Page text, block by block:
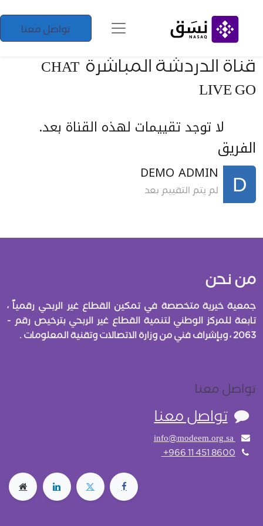
تواصل معنا
قناة الدردشة المباشرة CHAT
LIVE GO
لا توجد تقييمات لهذه القناة بعد.
الفريق
DEMO ADMIN
لم يتم التقييم بعد
من نحن
جمعية خيرية متخصصة في تمكين القطاع غير الربحي رقمياً ،
تابعة للمركز الوطني لتنمية القطاع غير الربحي بترخيص رقم -
2063 ، وبإشراف فني من وزارة الاتصالات وتقنية المعلومات .
تواصل معنا
تواصل معنا
info@modeem.org.sa
+966 11 451 8600